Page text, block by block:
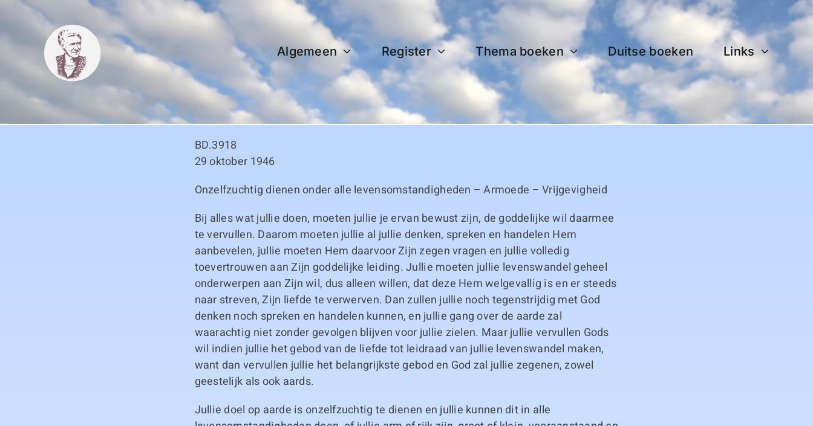
content
Algemeen Register Thema boeken Duitse boeken Links
BD.3918
29 oktober 1946
Onzelfzuchtig dienen onder alle levensomstandigheden – Armoede – Vrijgevigheid
Bij alles wat jullie doen, moeten jullie je ervan bewust zijn, de goddelijke wil daarmee
te vervullen. Daarom moeten jullie al jullie denken, spreken en handelen Hem
aanbevelen, jullie moeten Hem daarvoor Zijn zegen vragen en jullie volledig
toevertrouwen aan Zijn goddelijke leiding. Jullie moeten jullie levenswandel geheel
onderwerpen aan Zijn wil, dus alleen willen, dat deze Hem welgevallig is en er steeds
naar streven, Zijn liefde te verwerven. Dan zullen jullie noch tegenstrijdig met God
denken noch spreken en handelen kunnen, en jullie gang over de aarde zal
waarachtig niet zonder gevolgen blijven voor jullie zielen. Maar jullie vervullen Gods
wil indien jullie het gebod van de liefde tot leidraad van jullie levenswandel maken,
want dan vervullen jullie het belangrijkste gebod en God zal jullie zegenen, zowel
geestelijk als ook aards.
Jullie doel op aarde is onzelfzuchtig te dienen en jullie kunnen dit in alle